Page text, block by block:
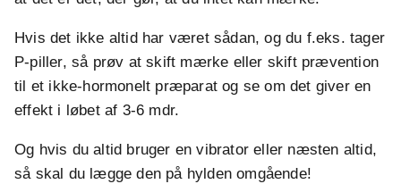
Hvis det ikke altid har været sådan, og du f.eks. tager
P-piller, så prøv at skift mærke eller skift prævention
til et ikke-hormonelt præparat og se om det giver en
effekt i løbet af 3-6 mdr.
Og hvis du altid bruger en vibrator eller næsten altid,
så skal du lægge den på hylden omgående!